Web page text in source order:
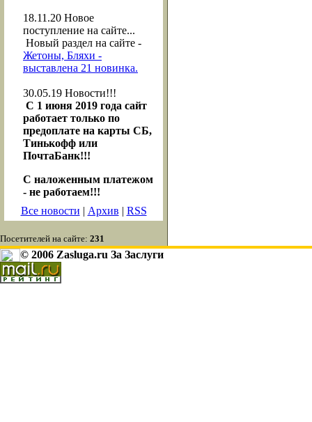
18.11.20 Новое
поступление на сайте...
Новый раздел на сайте -
Жетоны, Бляхи -
выставлена 21 новинка.
30.05.19 Новости!!!
С 1 июня 2019 года сайт
работает только по
предоплате на карты СБ,
Тинькофф или
ПочтаБанк!!!
С наложенным платежом
- не работаем!!!
Все новости | Архив | RSS
Посетителей на сайте: 231
© 2006 Zasluga.ru За Заслуги